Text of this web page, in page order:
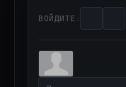
ВОЙДИТЕ: